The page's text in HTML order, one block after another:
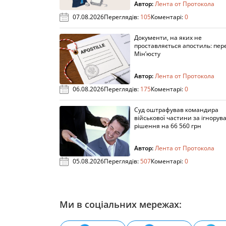
Автор:Лента от Протокола
07.08.2026Переглядів: 105Коментарі:0
Документи, на яких не
проставляється апостиль:
Мін’юсту
Автор:Лента от Протокола
06.08.2026Переглядів: 175Коментарі:0
Суд оштрафував командира
військової частини за
рішення на 66 560 грн
Автор:Лента от Протокола
05.08.2026Переглядів:507Коментарі:0
Ми в соціальних мережах: